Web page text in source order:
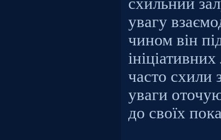
схильний
увагу
чином він
часто схили
уваги
до своїх